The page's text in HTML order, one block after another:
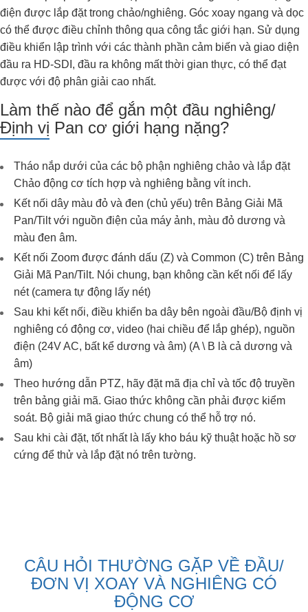
điện được lắp đặt trong chảo/nghiêng. Góc xoay ngang và dọc
có thể được điều chỉnh thông qua công tắc giới hạn. Sử dụng
điều khiển lập trình với các thành phần cảm biến và giao diện
đầu ra HD-SDI, đầu ra không mất thời gian thực, có thể đạt
được với độ phân giải cao nhất.
Làm thế nào để gắn một đầu nghiêng/
Định vị Pan cơ giới hạng nặng?
Tháo nắp dưới của các bộ phận nghiêng chảo và lắp đặt
Chảo động cơ tích hợp và nghiêng bằng vít inch.
Kết nối dây màu đỏ và đen (chủ yếu) trên Bảng Giải Mã
Pan/Tilt với nguồn điện của máy ảnh, màu đỏ dương và
màu đen âm.
Kết nối Zoom được đánh dấu (Z) và Common (C) trên Bảng
Giải Mã Pan/Tilt. Nói chung, bạn không cần kết nối để lấy
nét (camera tự động lấy nét)
Sau khi kết nối, điều khiển ba dây bên ngoài đầu/Bộ định vị
nghiêng có động cơ, video (hai chiều để lắp ghép), nguồn
điện (24V AC, bất kể dương và âm) (A \ B là cả dương và
âm)
Theo hướng dẫn PTZ, hãy đặt mã địa chỉ và tốc độ truyền
trên bảng giải mã. Giao thức không cần phải được kiểm
soát. Bộ giải mã giao thức chung có thể hỗ trợ nó.
Sau khi cài đặt, tốt nhất là lấy kho báu kỹ thuật hoặc hồ sơ
cứng để thử và lắp đặt nó trên tường.
CÂU HỎI THƯỜNG GẶP VỀ ĐẦU/
ĐƠN VỊ XOAY VÀ NGHIÊNG CÓ
ĐỘNG CƠ